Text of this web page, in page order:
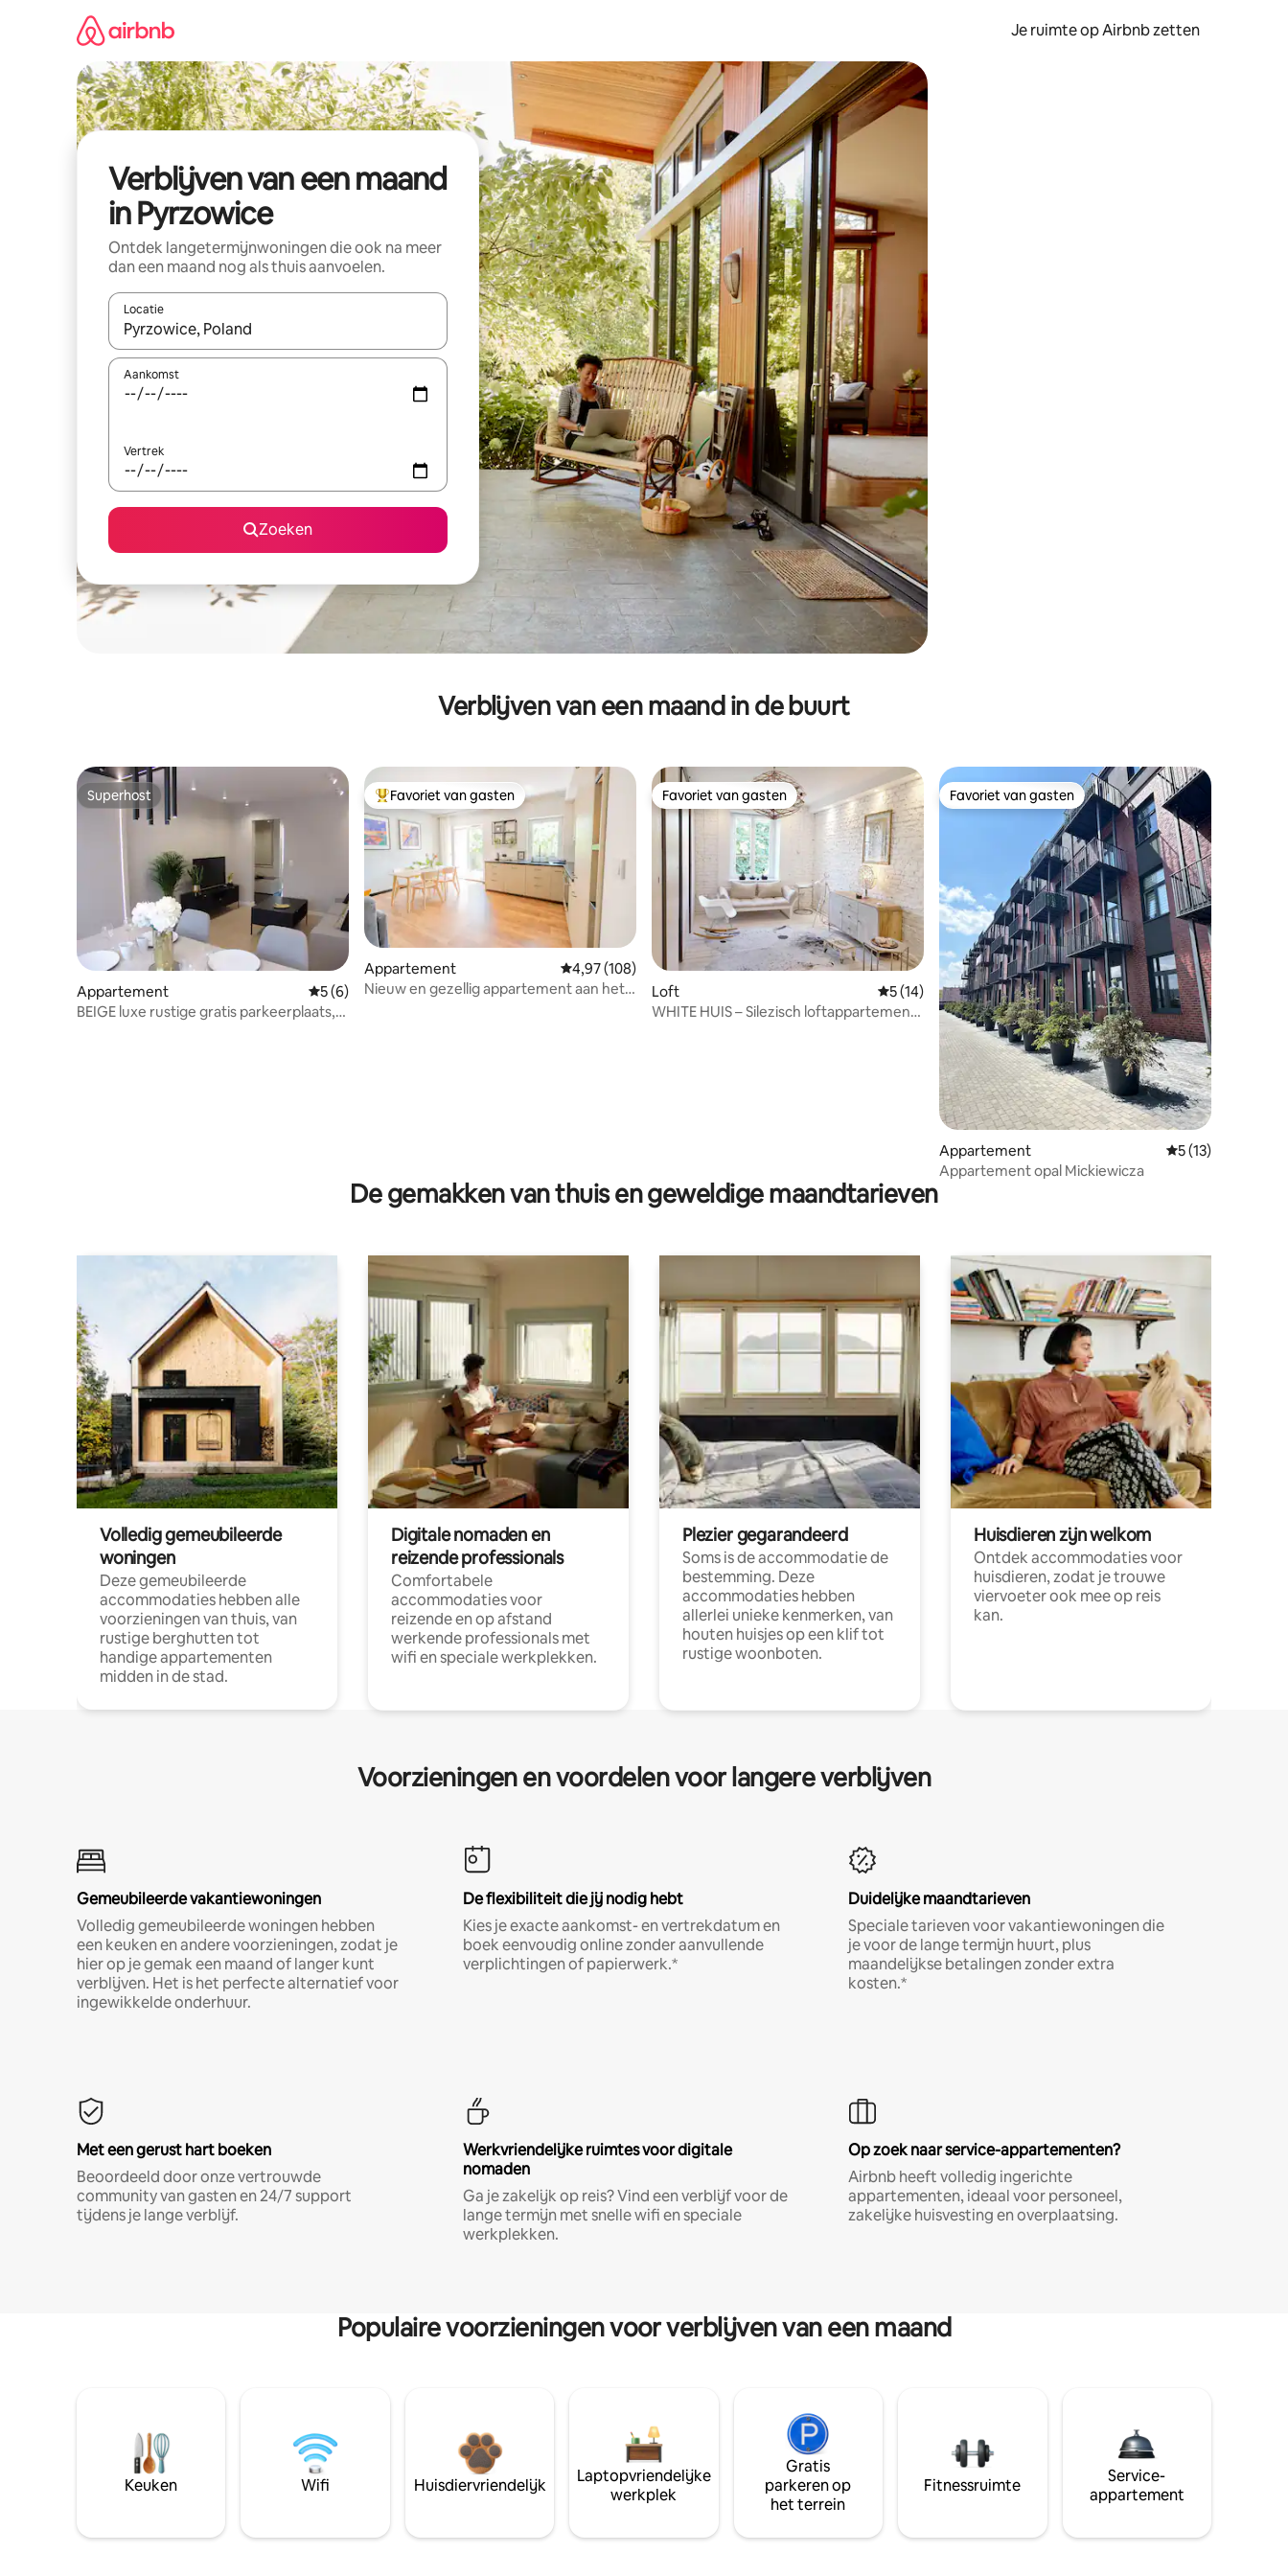
Je ruimte op Airbnb zetten
Verblijven van een maand
in Pyrzowice
Ontdek langetermijnwoningen die ook na meer
dan een maand nog als thuis aanvoelen.
Locatie
Wanneer er suggesties beschikbaar zijn, maak je een keuze met je de pijltjestoetsen omhoog en omlaag, óf door te tikken of swipen.
Aankomst
Vertrek
Zoeken
Verblijven van een maand in de buurt
Superhost
Superhost
Appartement Gemiddelde beoordeling van 5 uit 5, 6 recensies
5 (6)
BEIGE luxe rustige gratis parkeerplaats,
Topfavoriet van gasten
Favoriet van gasten
Appartement Gemiddelde beoordeling van 4,97 uit 5, 108 recensies
4,97 (108)
Nieuw en gezellig appartement aan het
Favoriet van gasten
Favoriet van gasten
Loft Gemiddelde beoordeling van 5 uit 5, 14 recensies
5 (14)
WHITE HUIS – Silezisch loftappartement
Favoriet van gasten
Favoriet van gasten
Appartement Gemiddelde
5 (13)
Appartement opal Mickiewicza
De gemakken van thuis en geweldige maandtarieven
Volledig gemeubileerde
woningen
Deze gemeubileerde
accommodaties hebben alle
voorzieningen van thuis, van
rustige berghutten tot
handige appartementen
midden in de stad.
Digitale nomaden en
reizende professionals
Comfortabele
accommodaties voor
reizende en op afstand
werkende professionals met
wifi en speciale werkplekken.
Plezier gegarandeerd
Soms is de accommodatie de
bestemming. Deze
accommodaties hebben
allerlei unieke kenmerken, van
houten huisjes op een klif tot
rustige woonboten.
Huisdieren zijn welkom
Ontdek accommodaties voor
huisdieren, zodat je trouwe
viervoeter ook mee op reis
kan.
Voorzieningen en voordelen voor langere verblijven
Gemeubileerde vakantiewoningen
Volledig gemeubileerde woningen hebben
een keuken en andere voorzieningen, zodat je
hier op je gemak een maand of langer kunt
verblijven. Het is het perfecte alternatief voor
ingewikkelde onderhuur.
De flexibiliteit die jij nodig hebt
Kies je exacte aankomst- en vertrekdatum en
boek eenvoudig online zonder aanvullende
verplichtingen of papierwerk.*
Duidelijke maandtarieven
Speciale tarieven voor vakantiewoningen die
je voor de lange termijn huurt, plus
maandelijkse betalingen zonder extra
kosten.*
Met een gerust hart boeken
Beoordeeld door onze vertrouwde
community van gasten en 24/7 support
tijdens je lange verblijf.
Werkvriendelijke ruimtes voor digitale
nomaden
Ga je zakelijk op reis? Vind een verblijf voor de
lange termijn met snelle wifi en speciale
werkplekken.
Op zoek naar service-appartementen?
Airbnb heeft volledig ingerichte
appartementen, ideaal voor personeel,
zakelijke huisvesting en overplaatsing.
Populaire voorzieningen voor verblijven van een maand
Keuken Wifi Huisdiervriendelijk
Laptopvriendelijke
werkplek
Gratis
parkeren op
het terrein
Fitnessruimte
Service-
appartement